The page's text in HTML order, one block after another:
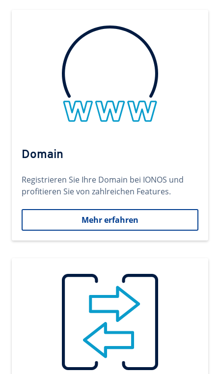
Domain
Registrieren Sie Ihre Domain bei IONOS und
profitieren Sie von zahlreichen Features.
Mehr erfahren